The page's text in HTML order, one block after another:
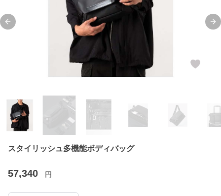
Previous slide
スタイリッシュ多機能ボディバッグ
57,340 円